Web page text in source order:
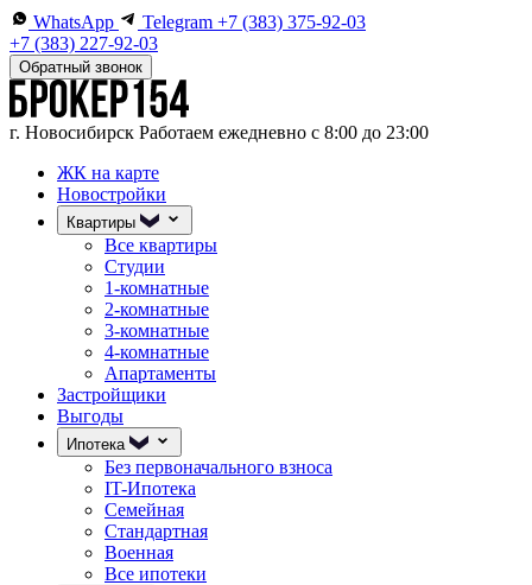
WhatsApp Telegram +7 (383) 375-92-03
+7 (383) 227-92-03
Обратный звонок
г. Новосибирск Работаем ежедневно с 8:00 до 23:00
ЖК на карте
Новостройки
Квартиры
Все квартиры
Студии
1-комнатные
2-комнатные
3-комнатные
4-комнатные
Апартаменты
Застройщики
Выгоды
Ипотека
Без первоначального взноса
IT-Ипотека
Семейная
Стандартная
Военная
Все ипотеки